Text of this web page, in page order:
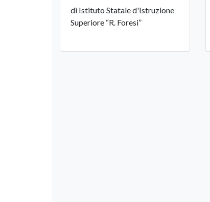
di Istituto Statale d'Istruzione
Superiore “R. Foresi”